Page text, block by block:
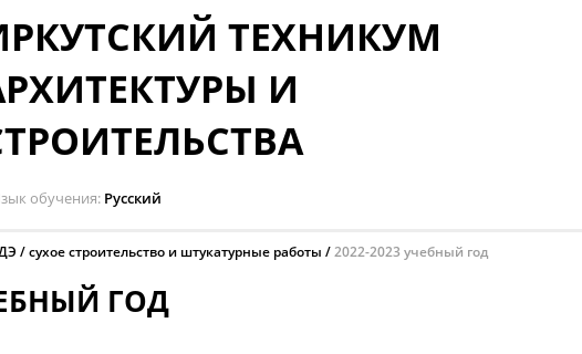
ТЕХНИКУМ
И
обучения Русский
сухое строительство и штукатурные работы 2022-2023 учебный год
ГОД